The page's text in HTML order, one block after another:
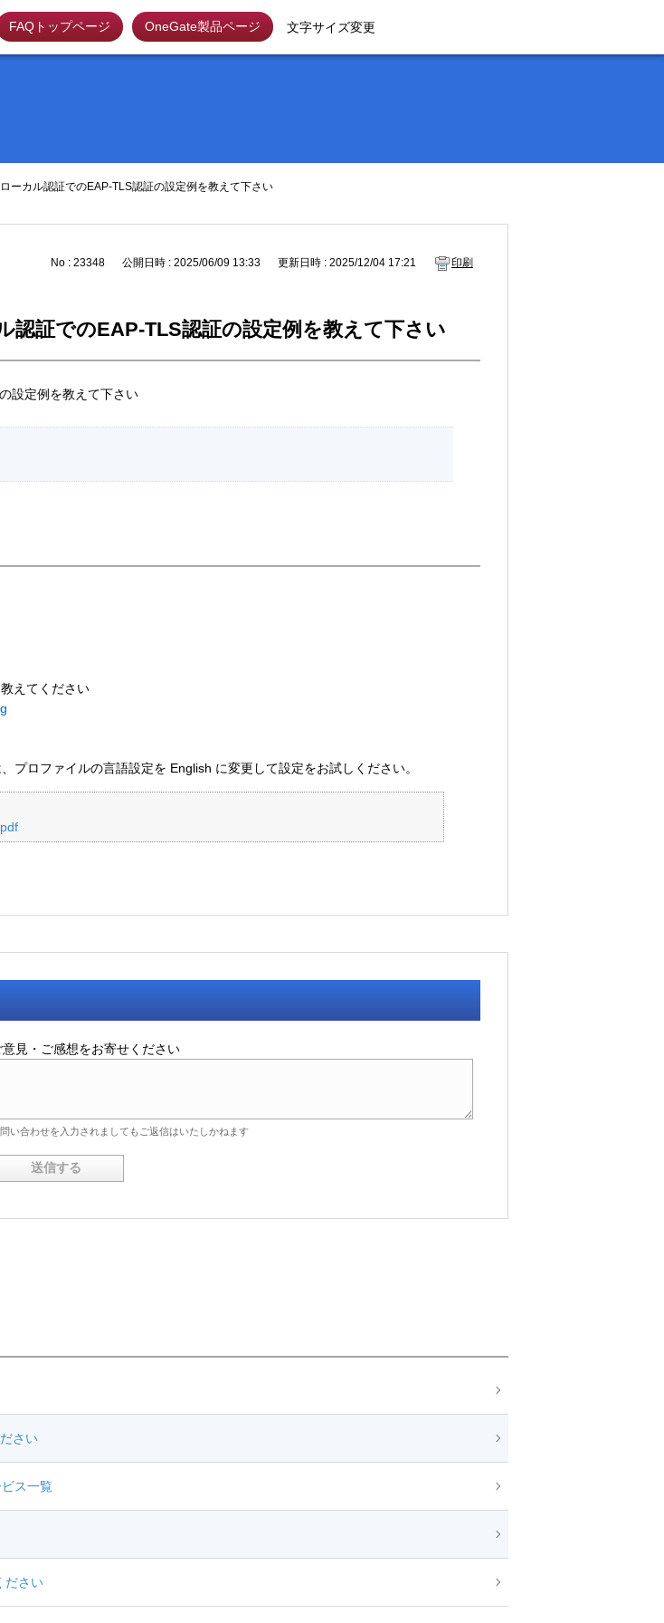
FAQトップページ OneGate製品ページ 文字サイズ変更
ーカル認証でのEAP-TLS認証の設定例を教えて下さい
No : 23348 公開日時 : 2025/06/09 13:33 更新日時 : 2025/12/04 17:21 印刷
認証でのEAP-TLS認証の設定例を教えて下さい
設定例を教えて下さい
えてください
プロファイルの言語設定を English に変更して設定をお試しください。
意見・ご感想をお寄せください
い合わせを入力されましてもご返信はいたしかねます
さい
ス一覧
ださい